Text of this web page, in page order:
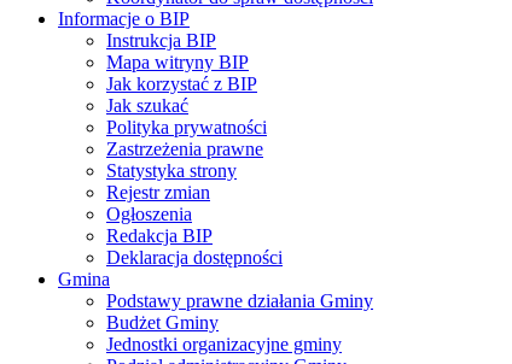
Informacje o BIP
Instrukcja BIP
Mapa witryny BIP
Jak korzystać z BIP
Jak szukać
Polityka prywatności
Zastrzeżenia prawne
Statystyka strony
Rejestr zmian
Ogłoszenia
Redakcja BIP
Deklaracja dostępności
Gmina
Podstawy prawne działania Gminy
Budżet Gminy
Jednostki organizacyjne gminy